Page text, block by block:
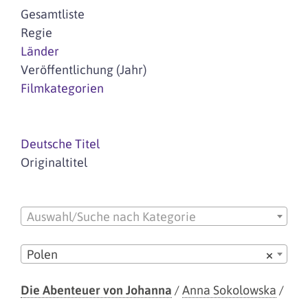
Gesamtliste
Regie
Länder
Veröffentlichung (Jahr)
Filmkategorien
Deutsche Titel
Originaltitel
Auswahl/Suche nach Kategorie
×
Polen
Die Abenteuer von Johanna /Anna Sokolowska /